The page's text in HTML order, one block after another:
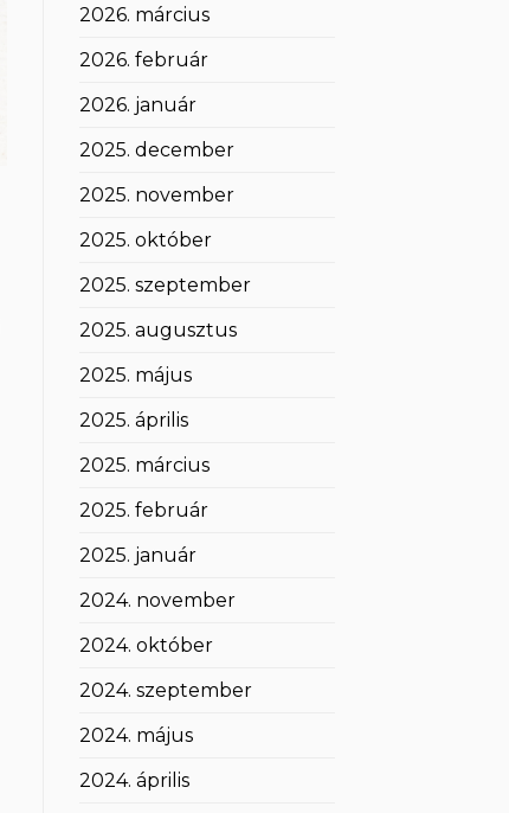
2026. március
2026. február
2026. január
2025. december
2025. november
2025. október
2025. szeptember
2025. augusztus
2025. május
2025. április
2025. március
2025. február
2025. január
2024. november
2024. október
2024. szeptember
2024. május
2024. április